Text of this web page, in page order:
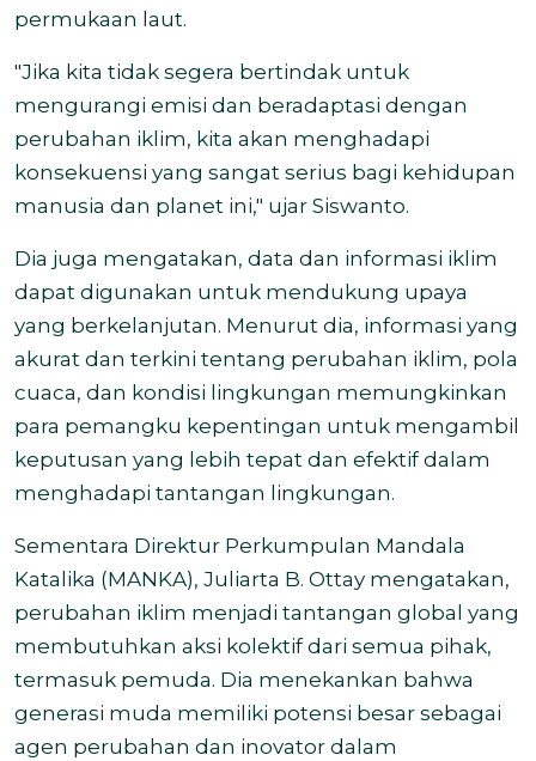
permukaan laut.
"Jika kita tidak segera bertindak untuk
mengurangi emisi dan beradaptasi dengan
perubahan iklim, kita akan menghadapi
konsekuensi yang sangat serius bagi kehidupan
manusia dan planet ini," ujar Siswanto.
Dia juga mengatakan, data dan informasi iklim
dapat digunakan untuk mendukung upaya
yang berkelanjutan. Menurut dia, informasi yang
akurat dan terkini tentang perubahan iklim, pola
cuaca, dan kondisi lingkungan memungkinkan
para pemangku kepentingan untuk mengambil
keputusan yang lebih tepat dan efektif dalam
menghadapi tantangan lingkungan.
Sementara Direktur Perkumpulan Mandala
Katalika (MANKA), Juliarta B. Ottay mengatakan,
perubahan iklim menjadi tantangan global yang
membutuhkan aksi kolektif dari semua pihak,
termasuk pemuda. Dia menekankan bahwa
generasi muda memiliki potensi besar sebagai
agen perubahan dan inovator dalam